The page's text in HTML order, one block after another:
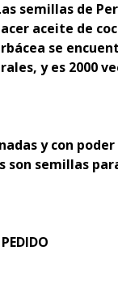
semillas de
aceite de
se
y es 2000
y con
son semillas